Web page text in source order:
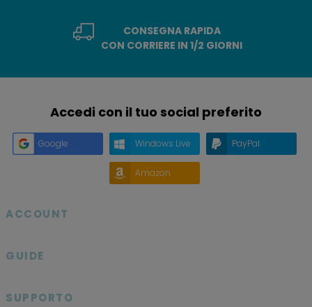
CONSEGNA RAPIDA
CON CORRIERE IN 1/2 GIORNI
Accedi con il tuo social preferito
Google Windows Live PayPal
Amazon
ACCOUNT
GUIDE
SUPPORTO